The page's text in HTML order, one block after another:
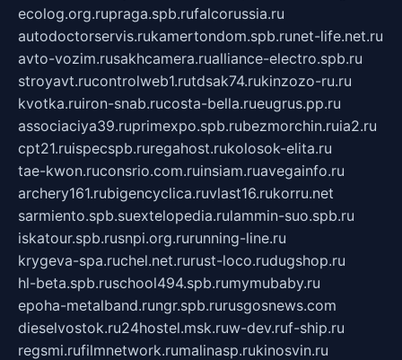
ecolog.org.rupraga.spb.rufalcorussia.ru
autodoctorservis.rukamertondom.spb.runet-life.net.ru
avto-vozim.rusakhcamera.rualliance-electro.spb.ru
stroyavt.rucontrolweb1.rutdsak74.rukinzozo-ru.ru
kvotka.ruiron-snab.rucosta-bella.rueugrus.pp.ru
associaciya39.ruprimexpo.spb.rubezmorchin.ruia2.ru
cpt21.ruispecspb.ruregahost.rukolosok-elita.ru
tae-kwon.ruconsrio.com.ruinsiam.ruavegainfo.ru
archery161.rubigencyclica.ruvlast16.rukorru.net
sarmiento.spb.suextelopedia.rulammin-suo.spb.ru
iskatour.spb.rusnpi.org.rurunning-line.ru
krygeva-spa.ruchel.net.rurust-loco.rudugshop.ru
hl-beta.spb.ruschool494.spb.rumymubaby.ru
epoha-metalband.rungr.spb.rurusgosnews.com
dieselvostok.ru24hostel.msk.ruw-dev.ruf-ship.ru
regsmi.rufilmnetwork.rumalinasp.rukinosvin.ru